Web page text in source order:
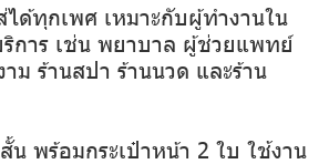
ได้ทุกเพศ เหมาะกับผู้ทำงานใน
การ เช่น พยาบาล ผู้ช่วยแพทย์
ม ร้านสปา ร้านนวด และร้าน
น พร้อมกระเป๋าหน้า 2 ใบ ใช้งาน